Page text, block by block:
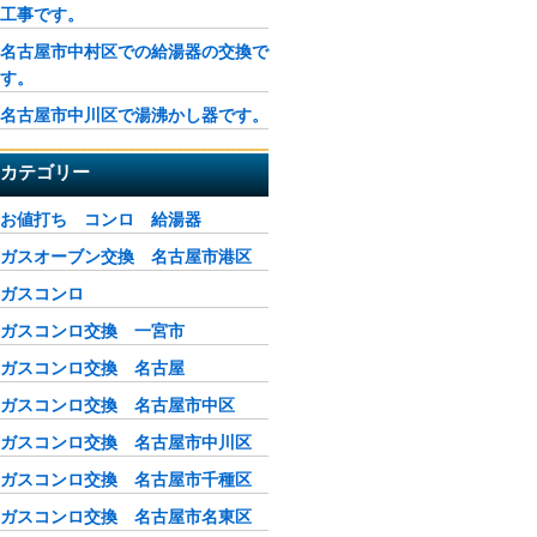
工事です。
名古屋市中村区での給湯器の交換で
す。
名古屋市中川区で湯沸かし器です。
カテゴリー
お値打ち コンロ 給湯器
ガスオーブン交換 名古屋市港区
ガスコンロ
ガスコンロ交換 一宮市
ガスコンロ交換 名古屋
ガスコンロ交換 名古屋市中区
ガスコンロ交換 名古屋市中川区
ガスコンロ交換 名古屋市千種区
ガスコンロ交換 名古屋市名東区